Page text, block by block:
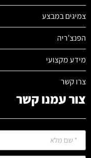
צמיגים במבצע
הפנצ'ריה
מידע מקצועי
צרו קשר
צור עמנו קשר